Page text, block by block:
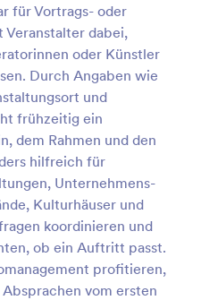
für Vortrags- oder
dabei,
oder Künstler
Durch Angaben wie
und
frühzeitig ein
dem Rahmen und den
hilfreich für
Unternehmens-
Kulturhäuser und
koordinieren und
ob ein Auftritt passt.
profitieren,
vom ersten